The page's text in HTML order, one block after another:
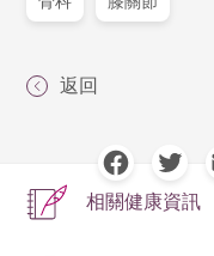
返回
相關健康資訊